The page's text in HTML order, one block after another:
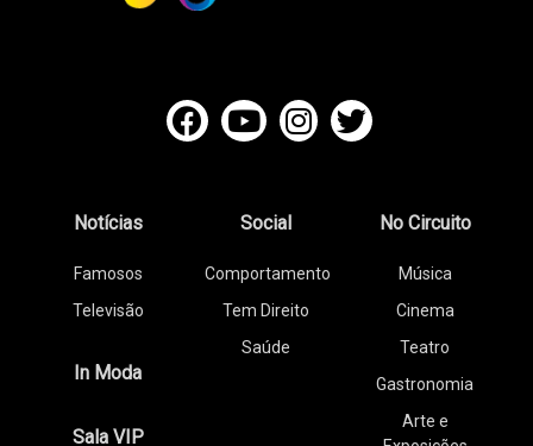
Notícias
Famosos
Televisão
In Moda
Sala VIP
Social
Comportamento
Tem Direito
Saúde
No Circuito
Música
Cinema
Teatro
Gastronomia
Arte e